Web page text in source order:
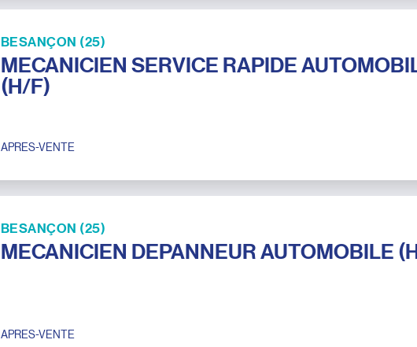
BESANÇON (25)
MECANICIEN SERVICE RAPIDE
(H/F)
APRES-VENTE
BESANÇON (25)
MECANICIEN DEPANNEUR AUTOMOBILE
APRES-VENTE